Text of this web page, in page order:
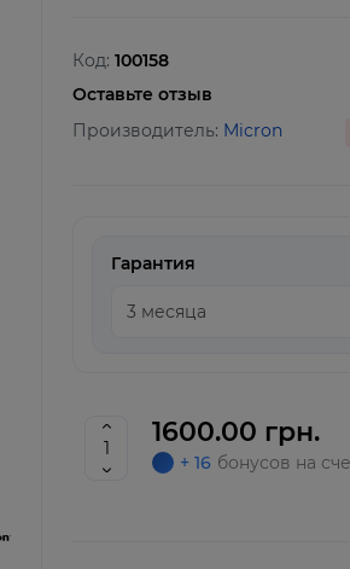
Код: 100158
Оставьте отзыв
Производитель: Micron
Гарантия
1600.00 грн.
+ 16 бонусов на